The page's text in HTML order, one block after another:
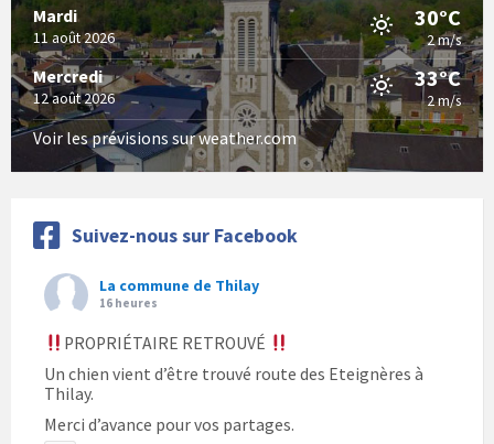
Mardi
11 août 2026
30°C
2 m/s
Mercredi
12 août 2026
33°C
2 m/s
Voir les prévisions sur weather.com
Suivez-nous sur Facebook
La commune de Thilay
16 heures
PROPRIÉTAIRE RETROUVÉ
Un chien vient d’être trouvé route des Eteignères à
Thilay.
Merci d’avance pour vos partages.